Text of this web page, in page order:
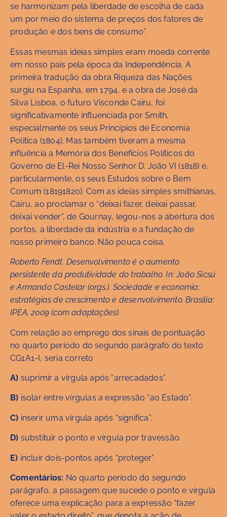
se harmonizam pela liberdade de escolha de cada
um por meio do sistema de preços dos fatores de
produção e dos bens de consumo”.
Essas mesmas ideias simples eram moeda corrente
em nosso país pela época da Independência. A
primeira tradução da obra Riqueza das Nações
surgiu na Espanha, em 1794, e a obra de José da
Silva Lisboa, o futuro Visconde Cairu, foi
significativamente influenciada por Smith,
especialmente os seus Princípios de Economia
Política (1804). Mas também tiveram a mesma
influência a Memória dos Benefícios Políticos do
Governo de El-Rei Nosso Senhor D. João VI (1818) e,
particularmente, os seus Estudos sobre o Bem
Comum (18191820). Com as ideias simples smithianas,
Cairu, ao proclamar o “deixai fazer, deixai passar,
deixai vender”, de Gournay, legou-nos a abertura dos
portos, a liberdade da indústria e a fundação de
nosso primeiro banco. Não pouca coisa.
Roberto Fendt. Desenvolvimento é o aumento
persistente da produtividade do trabalho. In: João Sicsú
e Armando Castelar (orgs.). Sociedade e economia:
estratégias de crescimento e desenvolvimento. Brasília:
IPEA, 2009 (com adaptações).
Com relação ao emprego dos sinais de pontuação
no quarto período do segundo parágrafo do texto
CG1A1-I, seria correto
A) suprimir a vírgula após “arrecadados”.
B) isolar entre vírgulas a expressão “ao Estado”.
C) inserir uma vírgula após “significa”.
D) substituir o ponto e vírgula por travessão.
E) incluir dois-pontos após “proteger”.
Comentários: No quarto período do segundo
parágrafo, a passagem que sucede o ponto e vírgula
oferece uma explicação para a expressão “fazer